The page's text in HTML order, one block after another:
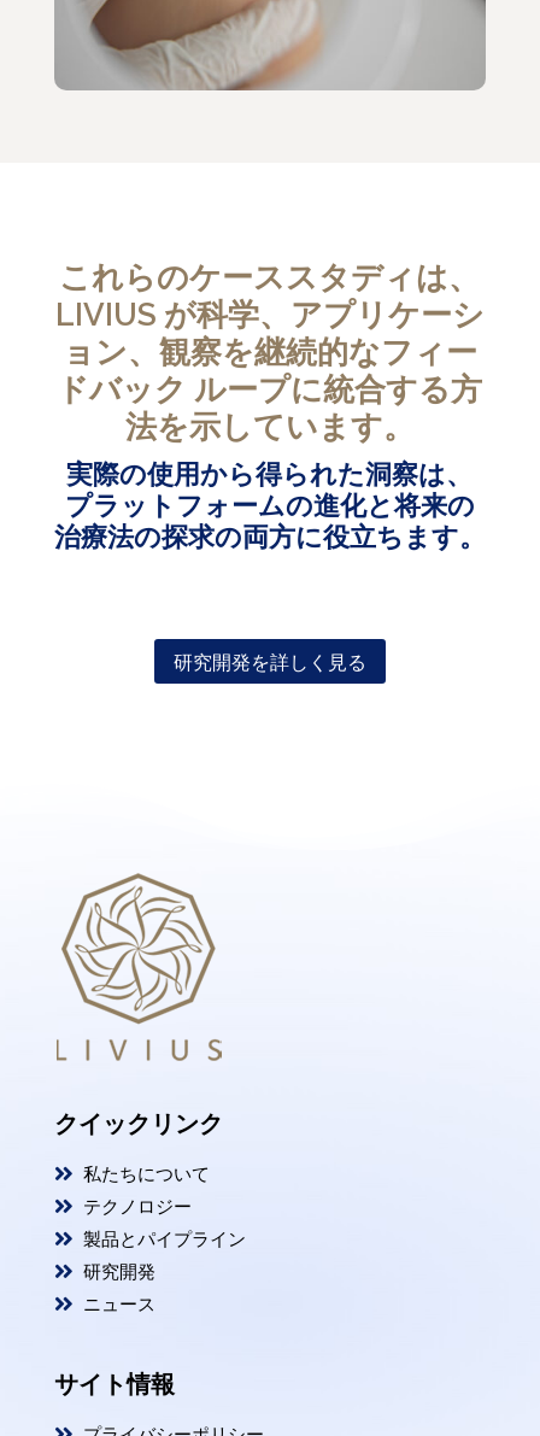
これらのケーススタディは、
LIVIUS が科学、アプリケーシ
ョン、観察を継続的なフィー
ドバック ループに統合する方
法を示しています。
実際の使用から得られた洞察は、
プラットフォームの進化と将来の
治療法の探求の両方に役立ちます。
研究開発を詳しく見る
クイックリンク
 私たちについて
 テクノロジー
 製品とパイプライン
 研究開発
 ニュース
サイト情報